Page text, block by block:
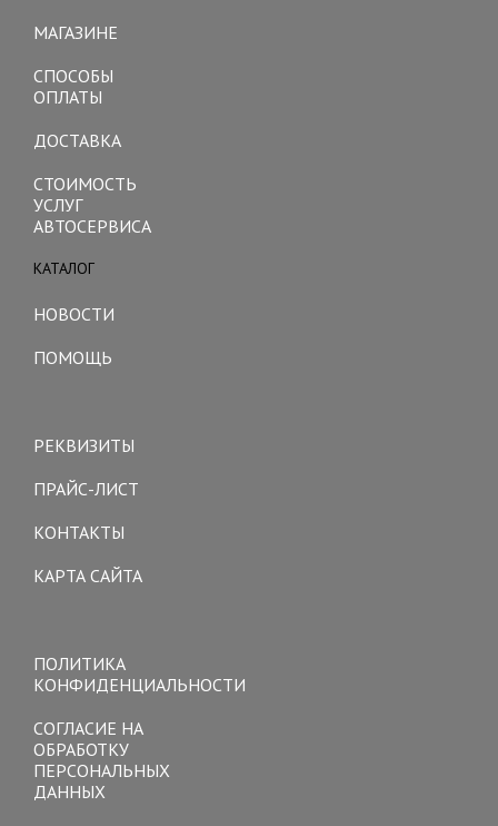
МАГАЗИНЕ
СПОСОБЫ
ОПЛАТЫ
ДОСТАВКА
СТОИМОСТЬ
УСЛУГ
АВТОСЕРВИСА
КАТАЛОГ
НОВОСТИ
ПОМОЩЬ
РЕКВИЗИТЫ
ПРАЙС-ЛИСТ
КОНТАКТЫ
КАРТА САЙТА
ПОЛИТИКА
КОНФИДЕНЦИАЛЬНОСТИ
СОГЛАСИЕ НА
ОБРАБОТКУ
ПЕРСОНАЛЬНЫХ
ДАННЫХ